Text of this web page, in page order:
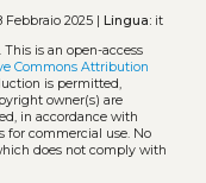
Febbraio 2025 | Lingua:it
This is an open-access
Commons Attribution
is permitted,
owner(s) are
in accordance with
for commercial use. No
does not comply with